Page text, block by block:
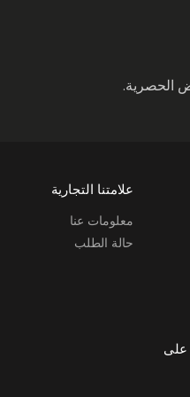
الحصرية.
علامتنا التجارية
معلومات عنا
حالة الطلب
على